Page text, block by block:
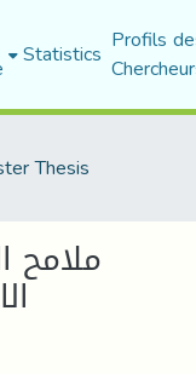
Statistics Profils
Thesis
ملامح